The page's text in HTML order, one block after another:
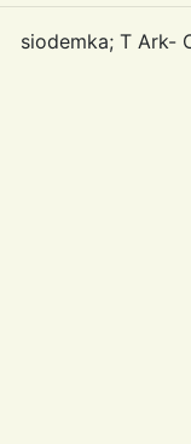
siodemka; T Ark-